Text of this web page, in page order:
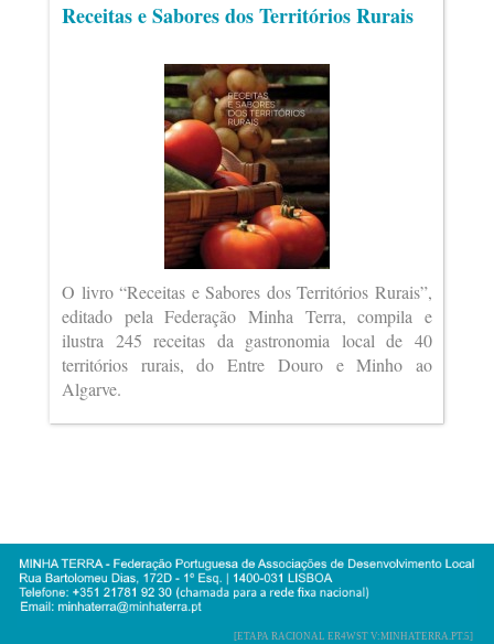
Receitas e Sabores dos Territórios Rurais
O livro “Receitas e Sabores dos Territórios Rurais”,
editado pela Federação Minha Terra, compila e
ilustra 245 receitas da gastronomia local de 40
territórios rurais, do Entre Douro e Minho ao
Algarve.
[ETAPA RACIONAL ER4WST V:MINHATERRA.PT.5]